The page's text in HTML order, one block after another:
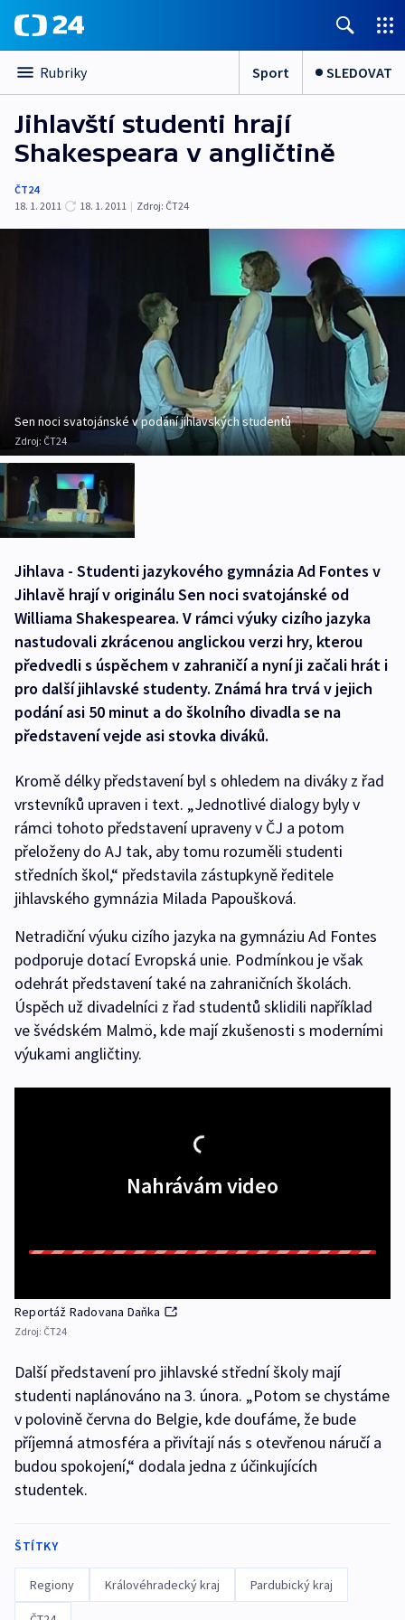
Rubriky Sport SLEDOVAT
Jihlavští studenti hrají
Shakespeara v angličtině
ČT24
18. 1. 2011
18. 1. 2011 | Zdroj: ČT24
Sen noci svatojánské v podání jihlavských studentů
Zdroj: ČT24
Jihlava - Studenti jazykového gymnázia Ad Fontes v
Jihlavě hrají v originálu Sen noci svatojánské od
Williama Shakespearea. V rámci výuky cizího jazyka
nastudovali zkrácenou anglickou verzi hry, kterou
předvedli s úspěchem v zahraničí a nyní ji začali hrát i
pro další jihlavské studenty. Známá hra trvá v jejich
podání asi 50 minut a do školního divadla se na
představení vejde asi stovka diváků.
Kromě délky představení byl s ohledem na diváky z řad
vrstevníků upraven i text. „Jednotlivé dialogy byly v
rámci tohoto představení upraveny v ČJ a potom
přeloženy do AJ tak, aby tomu rozuměli studenti
středních škol,“ představila zástupkyně ředitele
jihlavského gymnázia Milada Papoušková.
Netradiční výuku cizího jazyka na gymnáziu Ad Fontes
podporuje dotací Evropská unie. Podmínkou je však
odehrát představení také na zahraničních školách.
Úspěch už divadelníci z řad studentů sklidili například
ve švédském Malmö, kde mají zkušenosti s moderními
výukami angličtiny.
Nahrávám video
Reportáž Radovana Daňka
Zdroj: ČT24
Další představení pro jihlavské střední školy mají
studenti naplánováno na 3. února. „Potom se chystáme
v polovině června do Belgie, kde doufáme, že bude
příjemná atmosféra a přivítají nás s otevřenou náručí a
budou spokojení,“ dodala jedna z účinkujících
studentek.
ŠTÍTKY
Regiony Královéhradecký kraj Pardubický kraj